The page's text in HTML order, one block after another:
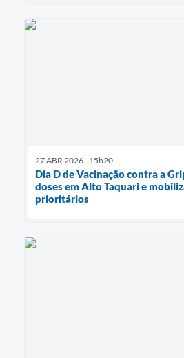
27 ABR 2026 - 15h20
Dia D de Vacinação contra a
doses em Alto Taquari e
prioritários